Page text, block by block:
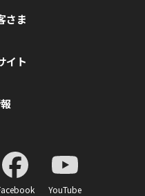
さま
イト
YouTube